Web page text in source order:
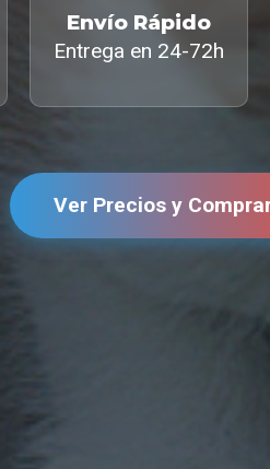
Envío Rápido
Entrega en 24-72h
Ver Precios y